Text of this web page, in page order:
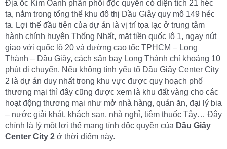
Địa ốc Kim Oanh phân phối độc quyền có diện tích 21 héc
ta, nằm trong tổng thể khu đô thị Dầu Giây quy mô 149 héc
ta. Lợi thế đầu tiên của dự án là vị trí tọa lạc ở trung tâm
hành chính huyện Thống Nhất, mặt tiền quốc lộ 1, ngay nút
giao với quốc lộ 20 và đường cao tốc TPHCM – Long
Thành – Dầu Giây, cách sân bay Long Thành chỉ khoảng 10
phút di chuyển. Nếu không tính yếu tố Dầu Giây Center City
2 là dự án duy nhất trong khu vực được quy hoạch phố
thương mại thì đây cũng được xem là khu đất vàng cho các
hoạt động thương mại như mở nhà hàng, quán ăn, đại lý bia
– nước giải khát, khách sạn, nhà nghỉ, tiệm thuốc Tây… Đây
chính là lý một lợi thế mang tính độc quyền của Dầu Giây
Center City 2 ở thời điểm này.